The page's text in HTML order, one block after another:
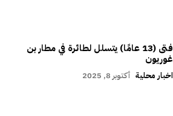
فتى (13 عامًا) يتسلل لطائرة في مطار بن
غوريون
اخبار محلية أكتوبر 8, 2025